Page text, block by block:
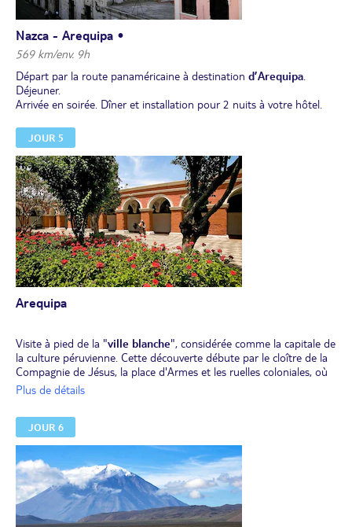
Nazca - Arequipa •
569 km/env. 9h
Départ par la route panaméricaine à destination d’Arequipa.
Déjeuner.
Arrivée en soirée. Dîner et installation pour 2 nuits à votre hôtel.
JOUR 5
Arequipa
Visite à pied de la "ville blanche", considérée comme la capitale de
la culture péruvienne. Cette découverte débute par le cloître de la
Compagnie de Jésus, la place d'Armes et les ruelles coloniales, où
vous pourrez admirer des demeures ayant conservé toute leur
l'architecture espagnole,
1580, où les jeunes filles de bonne famille entraient pour ne plus
jamais en sortir... Vous pourrez apprécier ses cloîtres, ses rues et
ses places pittoresques, qui sont restés intacts au fil des siècles.
Une vraie ville dans la ville.
Déjeuner.
Temps libre pour profiter d'Arequipa.
Dîner et nuit à l’hôtel.
Plus de détails
JOUR 6